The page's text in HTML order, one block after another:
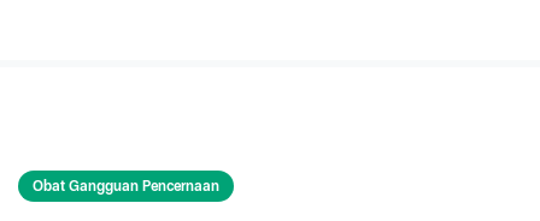
Obat Gangguan Pencernaan